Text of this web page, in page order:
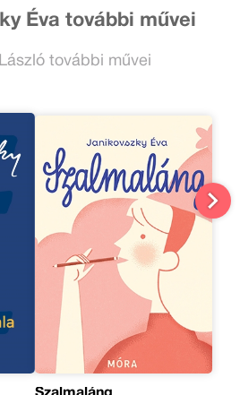
Éva további művei
további művei